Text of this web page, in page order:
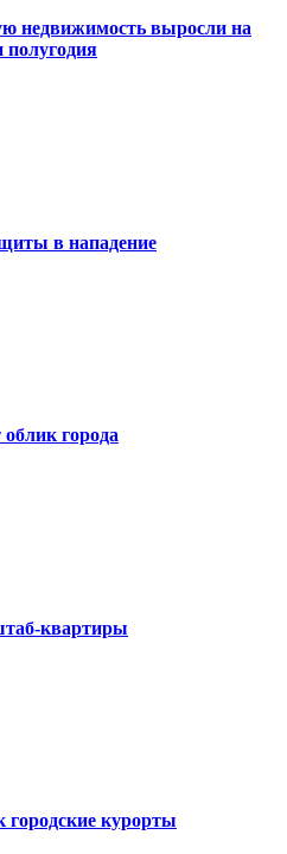
недвижимость выросли на
полугодия
в нападение
города
квартиры
городские курорты